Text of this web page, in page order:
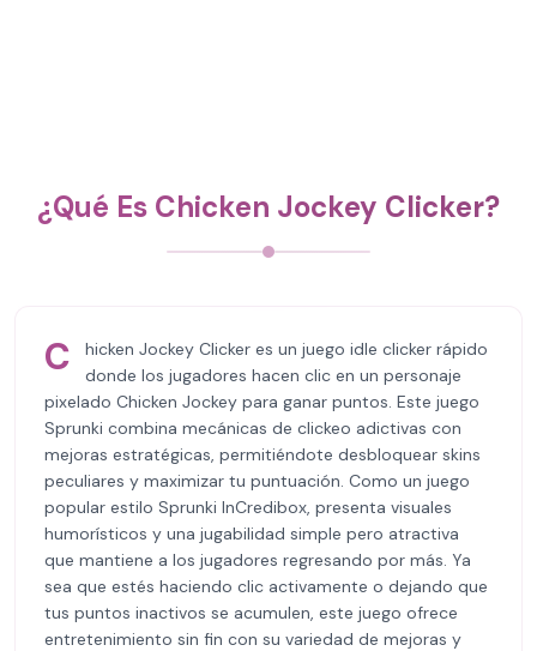
¿Qué Es Chicken Jockey Clicker?
C
hicken Jockey Clicker es un juego idle clicker rápido
donde los jugadores hacen clic en un personaje
pixelado Chicken Jockey para ganar puntos. Este juego
Sprunki combina mecánicas de clickeo adictivas con
mejoras estratégicas, permitiéndote desbloquear skins
peculiares y maximizar tu puntuación. Como un juego
popular estilo Sprunki InCredibox, presenta visuales
humorísticos y una jugabilidad simple pero atractiva
que mantiene a los jugadores regresando por más. Ya
sea que estés haciendo clic activamente o dejando que
tus puntos inactivos se acumulen, este juego ofrece
entretenimiento sin fin con su variedad de mejoras y